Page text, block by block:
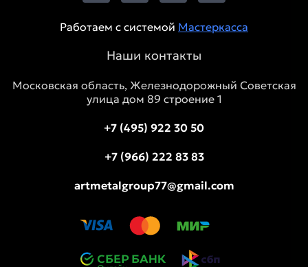
Работаем с системой Мастеркасса
Наши контакты
Московская область, Железнодорожный Советская
улица дом 89 строение 1
+7 (495) 922 30 50
+7 (966) 222 83 83
artmetalgroup77@gmail.com